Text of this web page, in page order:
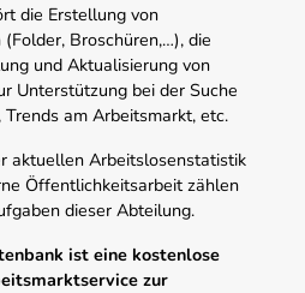
die Erstellung von
Broschüren,…), die
und Aktualisierung von
Unterstützung bei der Suche
am Arbeitsmarkt, etc.
aktuellen Arbeitslosenstatistik
Öffentlichkeitsarbeit zählen
dieser Abteilung.
ist eine kostenlose
zur